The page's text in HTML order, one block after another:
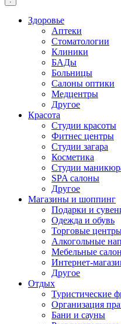
Здоровье
Аптеки
Стоматологии
Клиники
БАДы
Больницы
Салоны оптики
Медцентры
Другое
Красота
Студии красоты
Фитнес центры
Студии загара
Косметика
Студии
SPA салоны
Другое
Магазины и шоппинг
Подарки и
Одежда и обувь
Торговые
Алкогольные
Мебельные
Интернет-
Другое
Отдых
Туристические
Организация
Бани и сауны